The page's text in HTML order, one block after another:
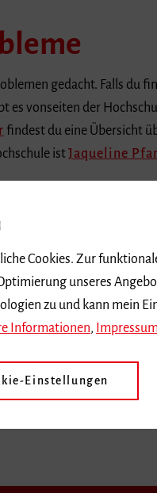
gedacht. Falls du
es vonseiten der
findest du eine Übersicht
ist Jaqueline
Cookies. Zur
unseres
zu und kann mein
Informationen,
Einstellungen